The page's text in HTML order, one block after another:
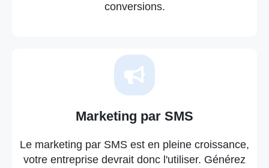
conversions.
Marketing par SMS
Le marketing par SMS est en pleine croissance,
votre entreprise devrait donc l'utiliser. Générez